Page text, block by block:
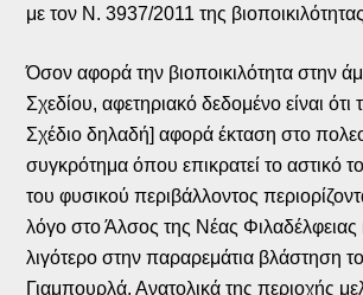
με τον Ν. 3937/2011 της
Όσον αφορά την βιοποικιλότητα στην
Σχεδίου, αφετηριακό δεδομένο είναι ότι
Σχέδιο δηλαδή] αφορά έκταση στο
συγκρότημα όπου επικρατεί το αστικό
του φυσικού περιβάλλοντος
λόγο στο Άλσος της Νέας Φιλαδέλφειας
λιγότερο στην παραρεμάτια βλάστηση
Γιαμπουρλά. Ανατολικά της περιοχής